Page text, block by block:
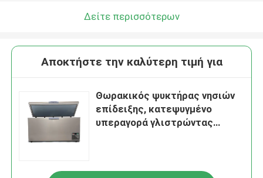
Δείτε περισσότερων
Αποκτήστε την καλύτερη τιμή για
Θωρακικός ψυκτήρας νησιών
επίδειξης, κατεψυγμένο
υπεραγορά γλιστρώντας